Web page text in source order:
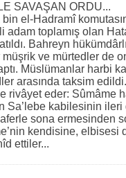
SAVAŞAN ORDU...
el-Hadramî
adam toplamış olan
Bahreyn
ve mürtedler de
Müslümanlar harbi
arasında taksim edildi.
rivâyet eder: Sûmâme
Sa’lebe kabilesinin
sona ermesinden
kendisine, elbisesi
ettiler...